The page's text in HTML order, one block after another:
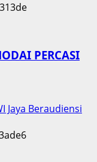
PERCASI
Jaya Beraudiensi